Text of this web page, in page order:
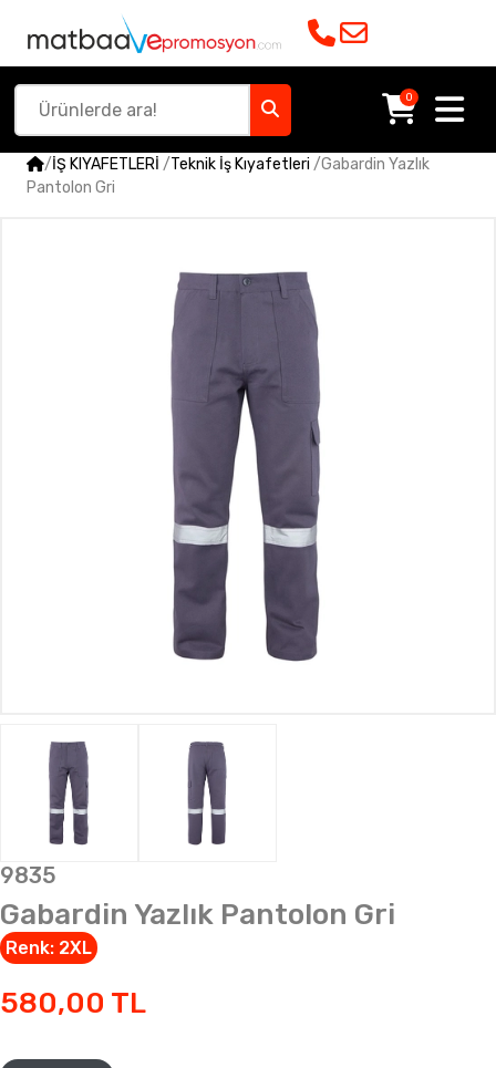
0
/İŞ KIYAFETLERİ /Teknik İş Kıyafetleri /Gabardin Yazlık
Pantolon Gri
9835
Gabardin Yazlık Pantolon Gri
Renk: 2XL
580,00 TL